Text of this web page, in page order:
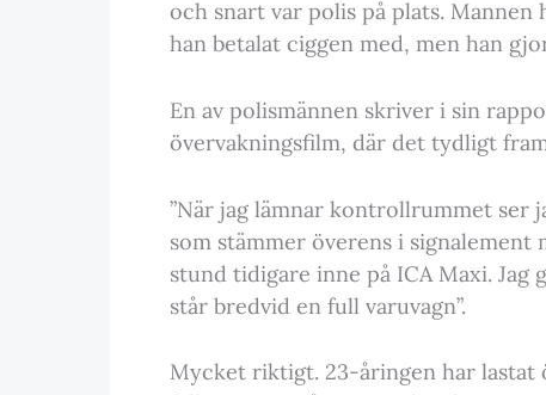
och snart var polis på plats.
han betalat ciggen med, men han
En av polismännen skriver i sin
övervakningsfilm, där det tydligt
”När jag lämnar kontrollrummet ser
som stämmer överens i
stund tidigare inne på ICA Maxi. Jag
står bredvid en full varuvagn”.
Mycket riktigt. 23-åringen har